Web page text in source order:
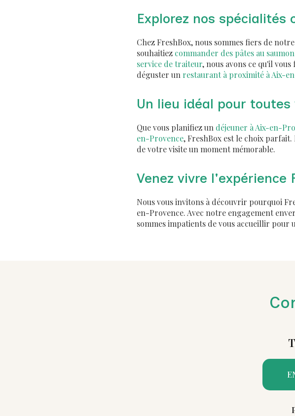
Explorez nos spécialités
Chez FreshBox, nous sommes fiers de
souhaitiez commander des pâtes au
service de traiteur, nous avons ce qu'il
déguster un restaurant à proximité à Aix-
Un lieu idéal pour toutes
Que vous planifiez un déjeuner à Aix-en-
en-Provence, FreshBox est le choix
de votre visite un moment mémorable.
Venez vivre l'expérience
Nous vous invitons à découvrir pourquoi
en-Provence. Avec notre engagement
sommes impatients de vous accueillir